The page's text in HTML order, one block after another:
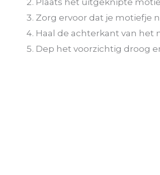
Zorg ervoor dat je motiefje
Haal de achterkant van het
Dep het voorzichtig droog